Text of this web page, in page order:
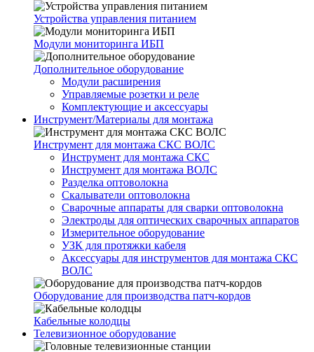
Устройства управления питанием
Модули мониторинга ИБП
Дополнительное оборудование
Модули расширения
Управляемые розетки и реле
Комплектующие и аксессуары
Инструмент/Материалы для монтажа
Инструмент для монтажа СКС ВОЛС
Инструмент для монтажа СКС
Инструмент для монтажа ВОЛС
Разделка оптоволокна
Скалыватели оптоволокна
Сварочные аппараты для сварки оптоволокна
Электроды для оптических сварочных аппаратов
Измерительное оборудование
УЗК для протяжки кабеля
Аксессуары для инструментов для монтажа СКС
ВОЛС
Оборудование для производства патч-кордов
Кабельные колодцы
Телевизионное оборудование